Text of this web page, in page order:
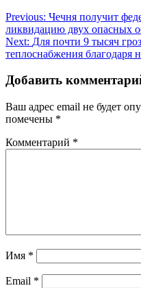
Навигация
по
записям
Previous: Чечня получит
ликвидацию двух опасных
Next: Для почти 9 тысяч
теплоснабжения благодаря
Добавить
Ваш адрес email не будет
помечены *
Комментарий *
Имя *
Email *